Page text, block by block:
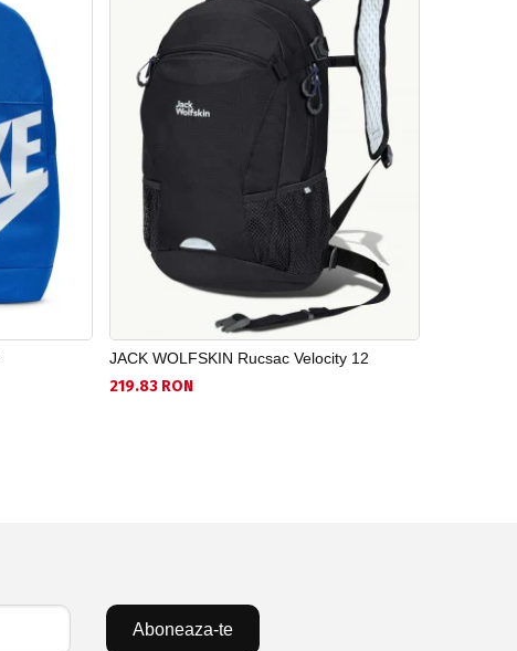
JACK WOLFSKIN Rucsac Velocity 12
219.83 RON
Aboneaza-te